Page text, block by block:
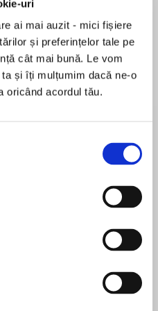
uri
ai mai auzit - mici fișiere
și preferințelor tale pe
cât mai bună. Le vom
și îți mulțumim dacă ne-o
oricând acordul tău.
made the story come
SUN
Functioning alcoholic.
beat in London,
After all, there aren’t
Fleet Street news